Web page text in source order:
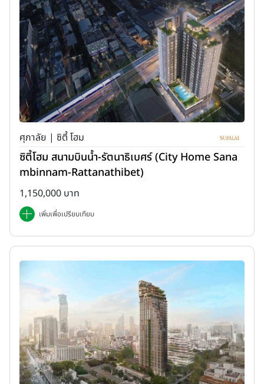
ศุภาลัย | ซิตี้ โฮม
ซิตี้โฮม สนามบินน้ำ-รัตนาธิเบศร์ (City Home Sana
mbinnam-Rattanathibet)
1,150,000 บาท
เพิ่มเพื่อเปรียบเทียบ